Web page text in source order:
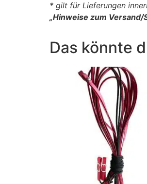
* gilt für Lieferungen
„Hinweise zum Versand/
Das könnte